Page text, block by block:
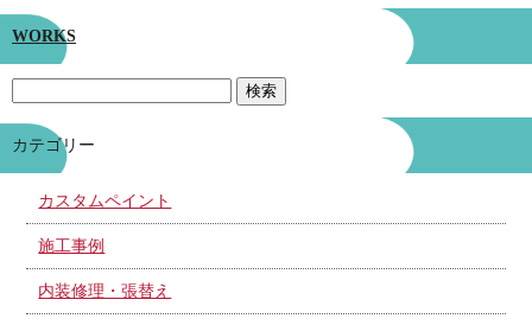
WORKS
カテゴリー
カスタムペイント
施工事例
内装修理・張替え